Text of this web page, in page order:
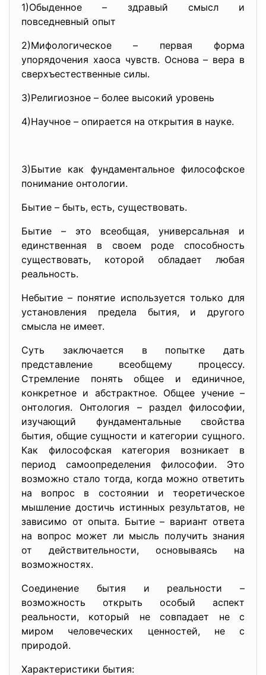
1)Обыденное – здравый смысл и
повседневный опыт
2)Мифологическое – первая форма
упорядочения хаоса чувств. Основа – вера в
сверхъестественные силы.
3)Религиозное – более высокий уровень
4)Научное – опирается на открытия в науке.
3)Бытие как фундаментальное философское
понимание онтологии.
Бытие – быть, есть, существовать.
Бытие – это всеобщая, универсальная и
единственная в своем роде способность
существовать, которой обладает любая
реальность.
Небытие – понятие используется только для
установления предела бытия, и другого
смысла не имеет.
Суть заключается в попытке дать
представление всеобщему процессу.
Стремление понять общее и единичное,
конкретное и абстрактное. Общее учение –
онтология. Онтология – раздел философии,
изучающий фундаментальные свойства
бытия, общие сущности и категории сущного.
Как философская категория возникает в
период самоопределения философии. Это
возможно стало тогда, когда можно ответить
на вопрос в состоянии и теоретическое
мышление достичь истинных результатов, не
зависимо от опыта. Бытие – вариант ответа
на вопрос может ли мысль получить знания
от действительности, основываясь на
возможностях.
Соединение бытия и реальности –
возможность открыть особый аспект
реальности, который не совпадает не с
миром человеческих ценностей, не с
природой.
Характеристики бытия: